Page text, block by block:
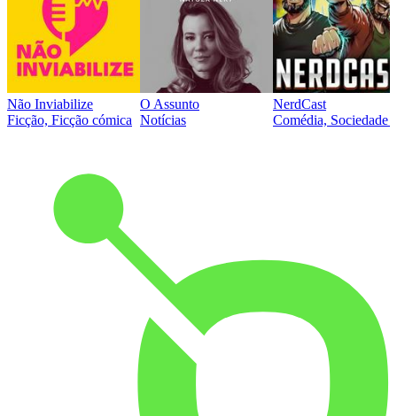
Não Inviabilize
Ficção, Ficção cómica
O Assunto
Notícias
NerdCast
Comédia, Sociedade